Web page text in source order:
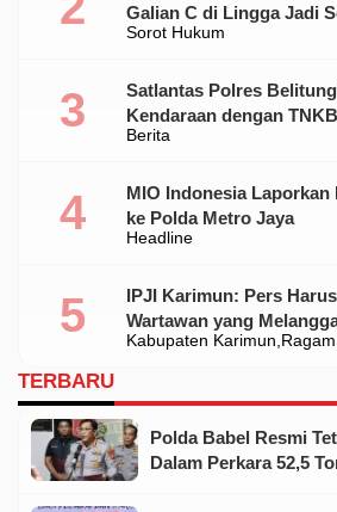
Sorot Hukum
Galian C di Lingga Jadi
Berita
Satlantas Polres
Kendaraan dengan
Standar
Headline
MIO Indonesia Laporkan
ke Polda Metro Jaya
Kabupaten Karimun
IPJI Karimun: Pers
Wartawan yang
Dikoreksi
TERBARU
Polda Babel Resmi
Dalam Perkara 52,5